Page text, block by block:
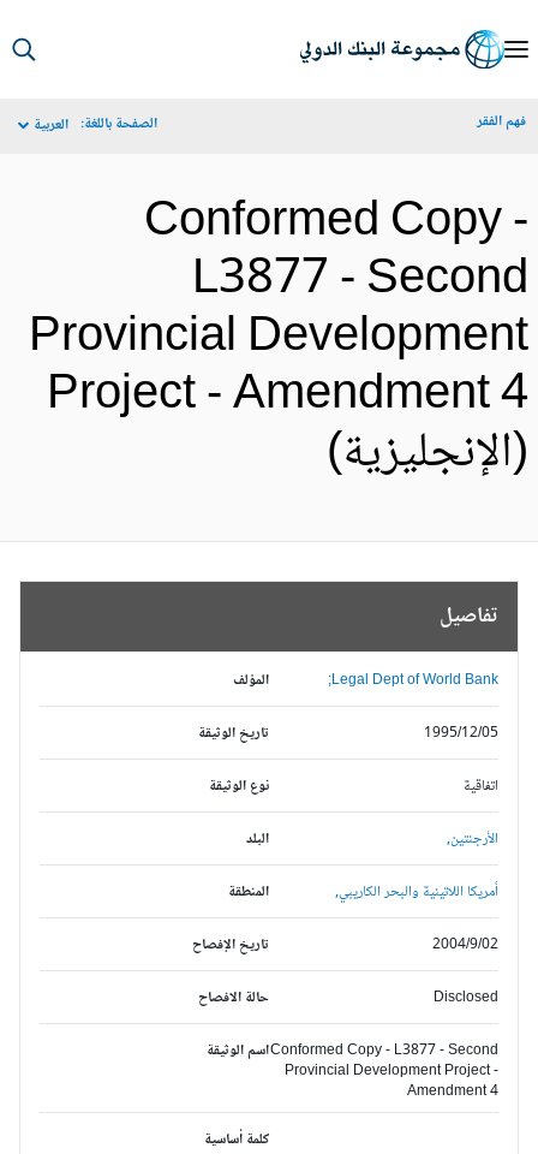
الفقر الصفحة باللغة: العربية
Conformed Copy
L3877 -
Provincial
Project - Amendment
تفاصيل
المؤلف Legal Dept of World Bank;
تاريخ الوثيقة 1995/12/05
نوع الوثيقة اتفاقية
البلد الأرجنتين,
المنطقة أمريكا اللاتينية والبحر الكاريبي,
تاريخ الإفصاح 2004/9/02
حالة الافصاح Disclosed
اسم الوثيقةConformed Copy - L3877 - Second
Provincial Development Project -
Amendment 4
كلمة أساسية